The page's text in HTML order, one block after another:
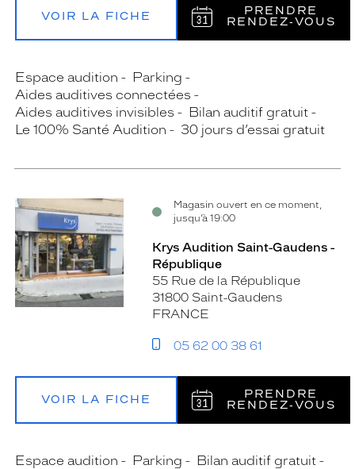
VOIR LA FICHE
PRENDRE
RENDEZ‑VOUS
Espace audition
Parking
Aides auditives connectées
Aides auditives invisibles
Bilan auditif gratuit
Le 100% Santé Audition
30 jours d’essai gratuit
Magasin ouvert en ce moment,
jusqu’à 19:00
Krys Audition Saint-Gaudens -
République
55 Rue de la République
31800 Saint-Gaudens
FRANCE
05 62 00 38 61
VOIR LA FICHE
PRENDRE
RENDEZ‑VOUS
Espace audition Parking
Bilan auditif gratuit